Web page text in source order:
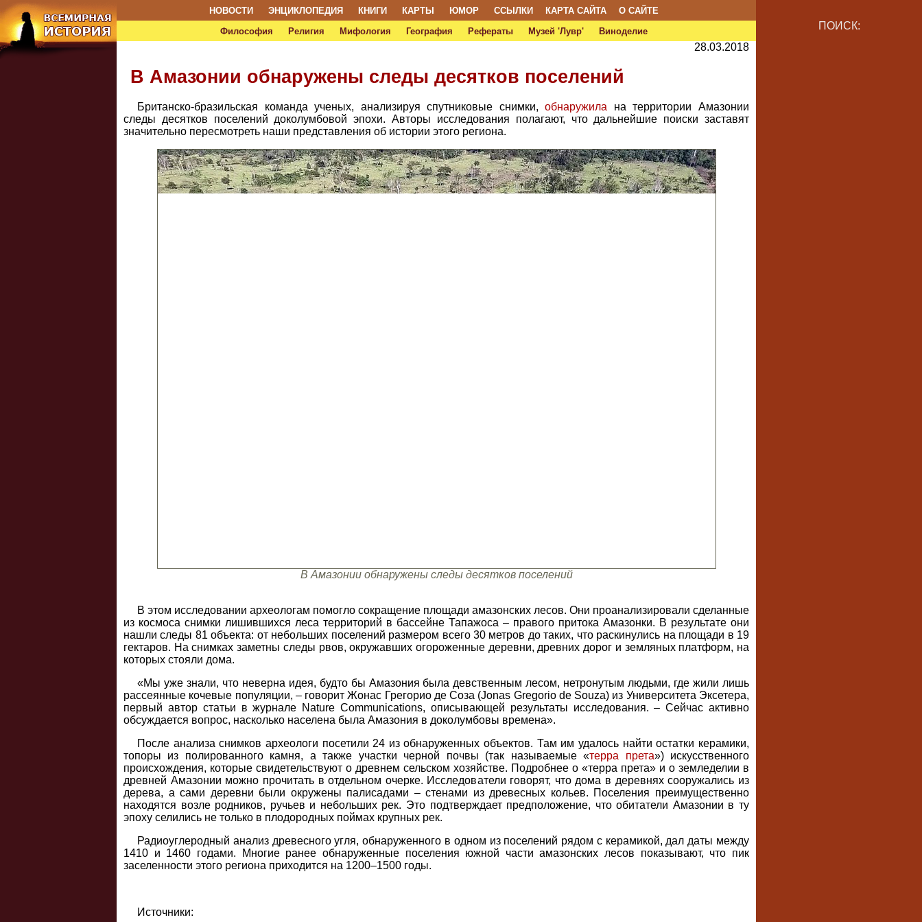
НОВОСТИ ЭНЦИКЛОПЕДИЯ КНИГИ КАРТЫ ЮМОР ССЫЛКИ КАРТА САЙТА
О САЙТЕ
Философия
Религия Мифология География Рефераты Музей 'Лувр' Виноделие
ПОИСК:
28.03.2018
В Амазонии обнаружены следы десятков поселений
Британско-бразильская команда ученых, анализируя спутниковые снимки,обнаружила на территории Амазонии
следы десятков поселений доколумбовой эпохи. Авторы исследования полагают, что дальнейшие поиски заставят
значительно пересмотреть наши представления об истории этого региона.
В Амазонии обнаружены следы десятков поселений
В этом исследовании археологам помогло сокращение площади амазонских лесов. Они проанализировали сделанные
из космоса снимки лишившихся леса территорий в бассейне Тапажоса – правого притока Амазонки. В результате они
нашли следы 81 объекта: от небольших поселений размером всего 30 метров до таких, что раскинулись на площади в 19
гектаров. На снимках заметны следы рвов, окружавших огороженные деревни, древних дорог и земляных платформ, на
которых стояли дома.
«Мы уже знали, что неверна идея, будто бы Амазония была девственным лесом, нетронутым людьми, где жили лишь
рассеянные кочевые популяции, – говорит Жонас Грегорио де Соза (Jonas Gregorio de Souza) из Университета Эксетера,
первый автор статьи в журнале Nature Communications, описывающей результаты исследования. – Сейчас активно
обсуждается вопрос, насколько населена была Амазония в доколумбовы времена».
После анализа снимков археологи посетили 24 из обнаруженных объектов. Там им удалось найти остатки керамики,
топоры из полированного камня, а также участки черной почвы (так называемые «терра прета») искусственного
происхождения, которые свидетельствуют о древнем сельском хозяйстве. Подробнее о «терра прета» и о земледелии в
древней Амазонии можно прочитать в отдельном очерке. Исследователи говорят, что дома в деревнях сооружались из
дерева, а сами деревни были окружены палисадами – стенами из древесных кольев. Поселения преимущественно
находятся возле родников, ручьев и небольших рек. Это подтверждает предположение, что обитатели Амазонии в ту
эпоху селились не только в плодородных поймах крупных рек.
Радиоуглеродный анализ древесного угля, обнаруженного в одном из поселений рядом с керамикой, дал даты между
1410 и 1460 годами. Многие ранее обнаруженные поселения южной части амазонских лесов показывают, что пик
заселенности этого региона приходится на 1200–1500 годы.
Источники: